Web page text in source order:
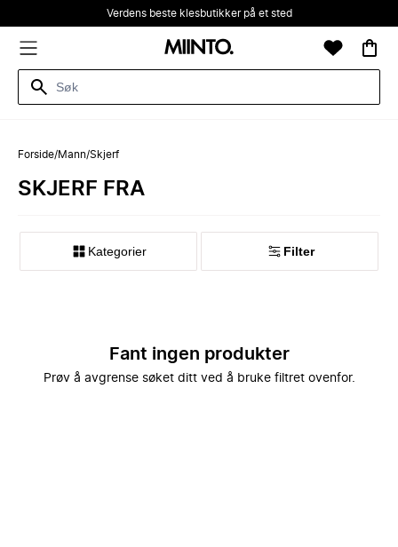
Verdens beste klesbutikker på et sted
Forside/Mann/Skjerf
SKJERF FRA
Kategorier Filter
Fant ingen produkter
Prøv å avgrense søket ditt ved å bruke filtret ovenfor.